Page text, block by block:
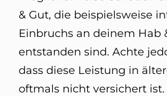
& Gut, die beispielsweise
Einbruchs an deinem Hab
entstanden sind. Achte
dass diese Leistung in
oftmals nicht versichert ist.